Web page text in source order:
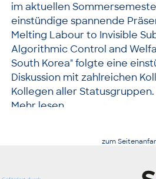
im aktuellen
einstündige spannende
Melting Labour to Invisible
Algorithmic Control and
South Korea" folgte eine
Diskussion mit zahlreichen
Kollegen aller Statusgruppen.
Mehr lesen
zum